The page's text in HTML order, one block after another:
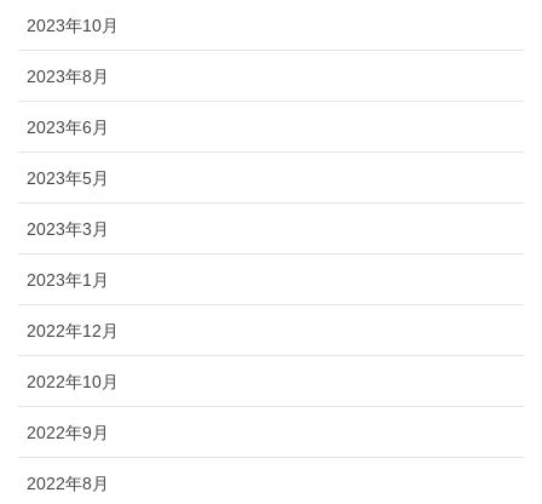
2023年10月
2023年8月
2023年6月
2023年5月
2023年3月
2023年1月
2022年12月
2022年10月
2022年9月
2022年8月